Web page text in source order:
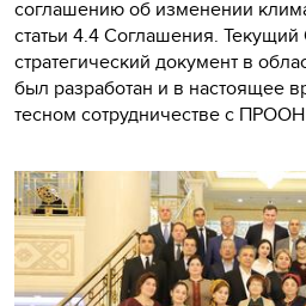
соглашению об изменении
статьи 4.4 Соглашения.
стратегический документ в
был разработан и в настоящее
тесном сотрудничестве с